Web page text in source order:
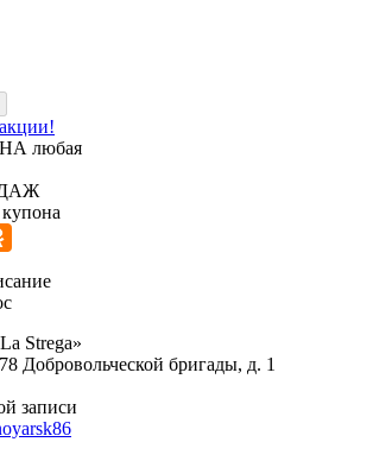
любая
Strega»
Добровольческой бригады, д. 1
записи